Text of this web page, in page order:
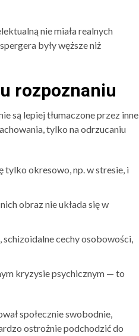
nie miała realnych
były węższe niż
rozpoznaniu
są lepiej tłumaczone przez inne
tylko na odrzucaniu
okresowo, np. w stresie, i
obraz nie układa się w
cechy osobowości,
kryzysie psychicznym — to
społecznie swobodnie,
ostrożnie podchodzić do